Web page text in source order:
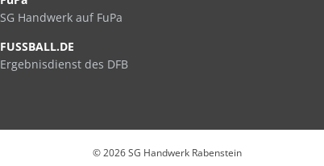
SG Handwerk auf FuPa
FUSSBALL.DE
Ergebnisdienst des DFB
©2026 SG Handwerk Rabenstein